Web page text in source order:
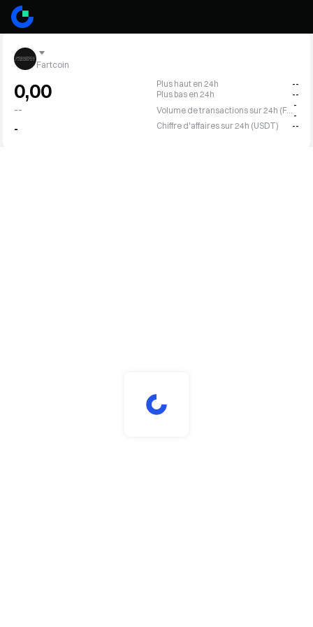
Fartcoin
0,00
--
-
Plus haut en 24h
--
Plus bas en 24h
--
Volume de transactions sur 24h (FARTCOIN)
-
-
Chiffre d'affaires sur 24h (USDT)
--